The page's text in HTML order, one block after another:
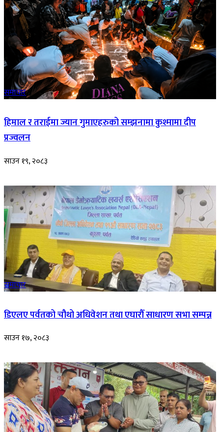
समाचार
हिमाल र तराईमा ज्यान गुमाएहरुको सम्झनामा कुश्मामा दीप
प्रज्वलन
साउन १९, २०८३
समाचार
डिएलए पर्वतको चौथो अधिवेशन तथा एघारौँ साधारण सभा सम्पन्न
साउन १७, २०८३